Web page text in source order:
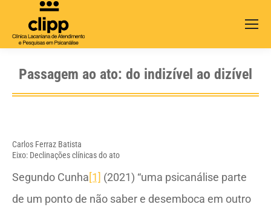
Passagem ao ato: do indizível ao dizível
Carlos Ferraz Batista
Eixo: Declinações clínicas do ato
Segundo Cunha[1] (2021) “uma psicanálise parte
de um ponto de não saber e desemboca em outro